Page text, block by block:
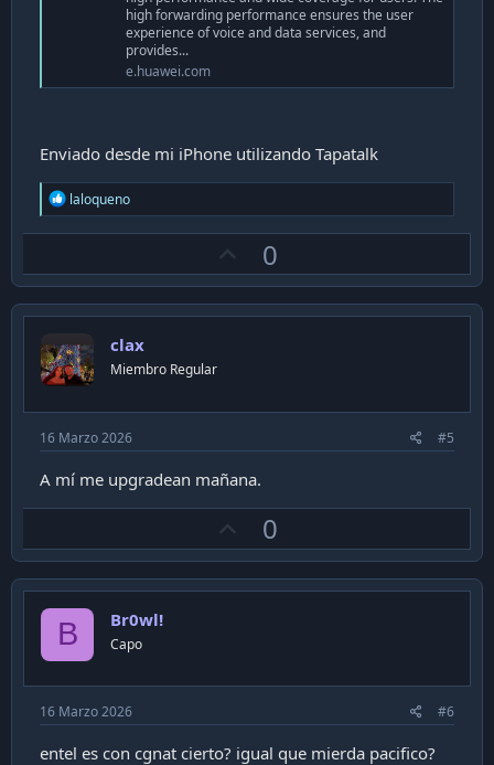
high forwarding performance ensures the user
experience of voice and data services, and
provides...
e.huawei.com
Enviado desde mi iPhone utilizando Tapatalk
R
e
a
i
o
n
:
laloqueno
p
v
0
clax
Miembro Regular
16 Marzo 2026 #5
A mí me upgradean mañana.
p
v
0
B Br0wl!
Capo
16 Marzo 2026 #6
entel es con cgnat cierto? igual que mierda pacifico?